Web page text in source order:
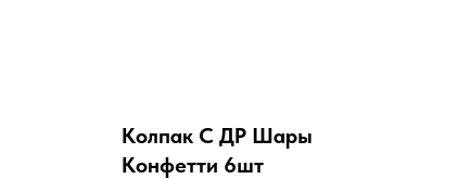
Колпак С ДР Шары
Конфетти 6шт